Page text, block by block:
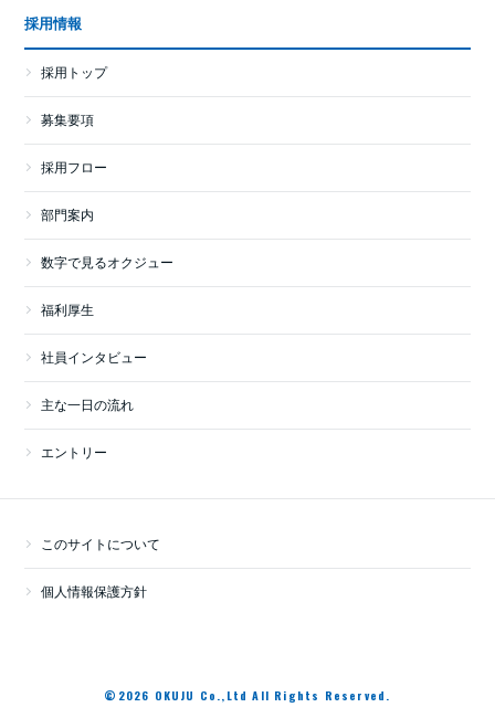
採用情報
採用トップ
募集要項
採用フロー
部門案内
数字で見るオクジュー
福利厚生
社員インタビュー
主な一日の流れ
エントリー
このサイトについて
個人情報保護方針
©2026 OKUJU Co.,Ltd All Rights Reserved.